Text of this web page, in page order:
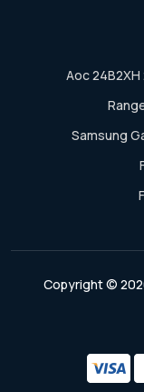
Aoc 24B2XH
Samsung
Copyright ©